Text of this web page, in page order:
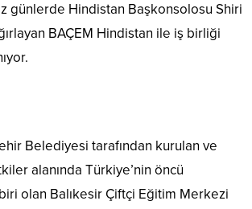
günlerde Hindistan Başkonsolosu Shiri
BAÇEM Hindistan ile iş birliği
Belediyesi tarafından kurulan ve
alanında Türkiye’nin öncü
olan Balıkesir Çiftçi Eğitim Merkezi